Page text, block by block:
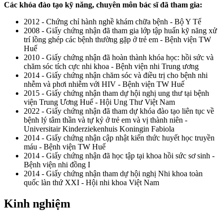
Các khóa đào tạo kỹ năng, chuyên môn bác sĩ đã tham gia:
2012 - Chứng chỉ hành nghề khám chữa bệnh - Bộ Y Tế
2008 - Giấy chứng nhận đã tham gia lớp tập huấn kỹ năng xử
trí lồng ghép các bệnh thường gặp ở trẻ em - Bệnh viện TW
Huế
2010 - Giấy chứng nhận đã hoàn thành khóa học: hồi sức và
chăm sóc tích cực nhi khoa - Bệnh viện nhi Trung ương
2014 - Giấy chứng nhận chăm sóc và điều trị cho bệnh nhi
nhễm và phơi nhiễm với HIV - Bệnh viện TW Huế
2015 - Giấy chứng nhận tham dự hội nghị ung thư tại bệnh
viện Trung Ương Huế - Hội Ung Thư Việt Nam
2022 - Giấy chứng nhận đã tham dự khóa đào tạo liên tục về
bệnh lý tâm thần và tự kỷ ở trẻ em và vị thành niên -
Universitair Kinderziekenhuis Koningin Fabiola
2014 - Giấy chứng nhận cập nhật kiến thức huyết học truyền
máu - Bệnh viện TW Huế
2014 - Giấy chứng nhận đã học tập tại khoa hồi sức sơ sinh -
Bệnh viện nhi đồng I
2014 - Giấy chứng nhận tham dự hội nghị Nhi khoa toàn
quốc làn thứ XXI - Hội nhi khoa Việt Nam
Kinh nghiệm